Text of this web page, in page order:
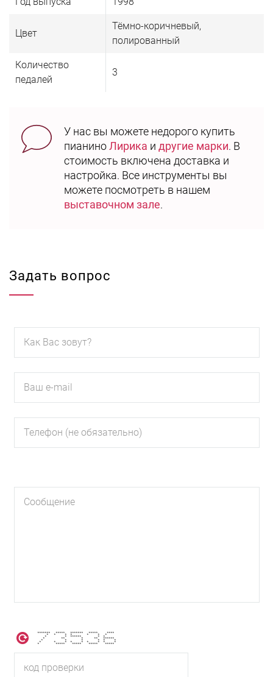
Цвет
Тёмно-коричневый,
полированный
Количество
педалей
3
У нас вы можете недорого купить
пианиноЛирика и другие марки. В
стоимость включена доставка и
настройка. Все инструменты вы
можете посмотреть в нашем
выставочном зале.
Задать вопрос
******* ***** ******* ***** ****
* * * * * * *
* * ****** * *
* ** * ** ******
* * * * * *
* * * * * * * * *
* ***** ***** ***** *****